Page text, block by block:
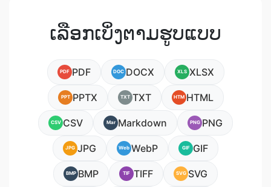
ເລືອກເບິ່ງຕາມຮູບແບບ
PDF PDF DOC DOCX XLS XLSX
PPT PPTX TXT TXT HTM HTML
CSV CSV Mar Markdown PNG PNG
JPG JPG Web WebP GIF GIF
BMP BMP TIF TIFF SVG SVG